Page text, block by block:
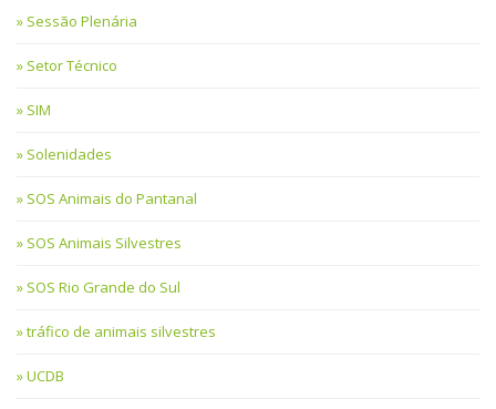
Sessão Plenária
Setor Técnico
SIM
Solenidades
SOS Animais do Pantanal
SOS Animais Silvestres
SOS Rio Grande do Sul
tráfico de animais silvestres
UCDB